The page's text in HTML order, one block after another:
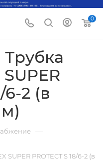
0
6-2 (в
—
PROTECT S 18/6-2 (в